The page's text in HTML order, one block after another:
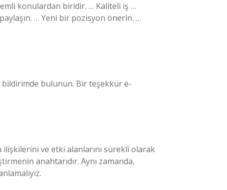
konulardan biridir. … Kaliteli iş …
… Yeni bir pozisyon önerin. …
bildirimde bulunun. Bir teşekkür e-
ve etki alanlarını sürekli olarak
anahtarıdır. Aynı zamanda,